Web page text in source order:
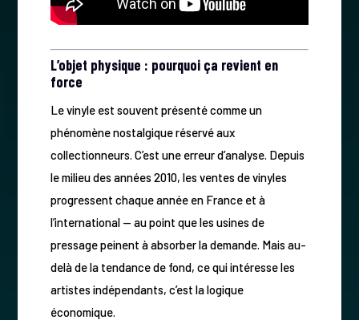
L’objet physique : pourquoi ça revient en
force
Le vinyle est souvent présenté comme un
phénomène nostalgique réservé aux
collectionneurs. C’est une erreur d’analyse. Depuis
le milieu des années 2010, les ventes de vinyles
progressent chaque année en France et à
l’international — au point que les usines de
pressage peinent à absorber la demande. Mais au-
delà de la tendance de fond, ce qui intéresse les
artistes indépendants, c’est la logique
économique.